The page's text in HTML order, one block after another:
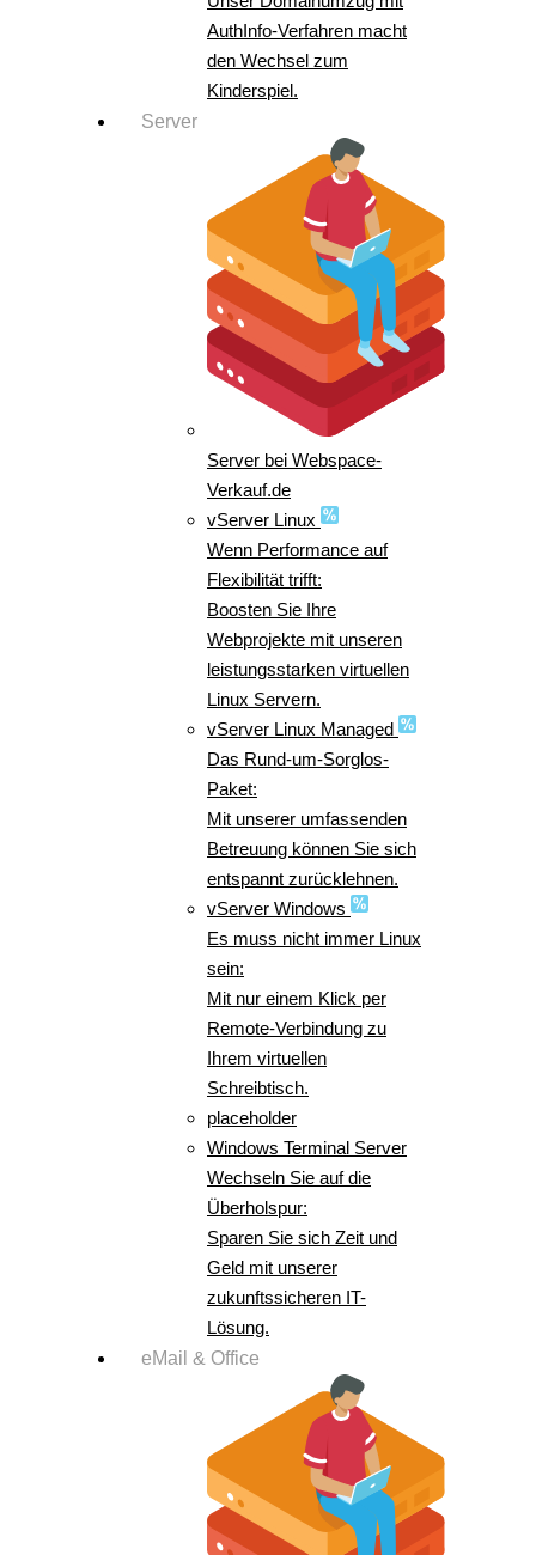
AuthInfo-Verfahren macht
den Wechsel zum
Kinderspiel.
Server
Server bei Webspace-
Verkauf.de
vServer Linux
Wenn Performance auf
Flexibilität trifft:
Boosten Sie Ihre
Webprojekte mit unseren
leistungsstarken virtuellen
Linux Servern.
vServer Linux Managed
Das Rund-um-Sorglos-
Paket:
Mit unserer umfassenden
Betreuung können Sie sich
entspannt zurücklehnen.
vServer Windows
Es muss nicht immer Linux
sein:
Mit nur einem Klick per
Remote-Verbindung zu
Ihrem virtuellen
Schreibtisch.
placeholder
Windows Terminal Server
Wechseln Sie auf die
Überholspur:
Sparen Sie sich Zeit und
Geld mit unserer
zukunftssicheren IT-
Lösung.
eMail & Office